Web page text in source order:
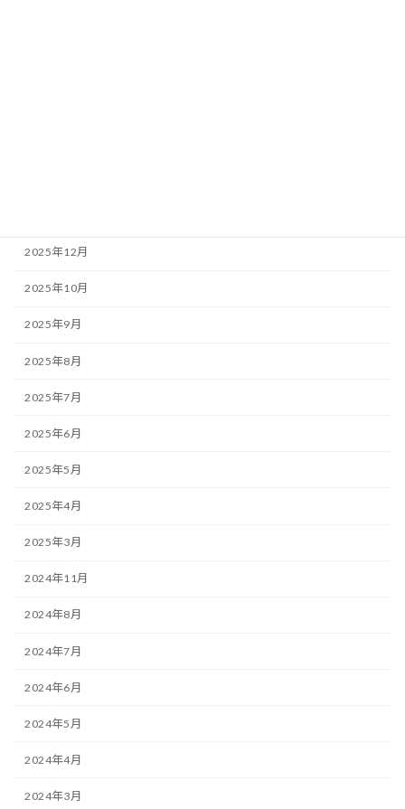
2025年12月
2025年10月
2025年9月
2025年8月
2025年7月
2025年6月
2025年5月
2025年4月
2025年3月
2024年11月
2024年8月
2024年7月
2024年6月
2024年5月
2024年4月
2024年3月